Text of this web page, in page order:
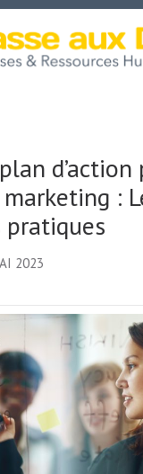
:
2023